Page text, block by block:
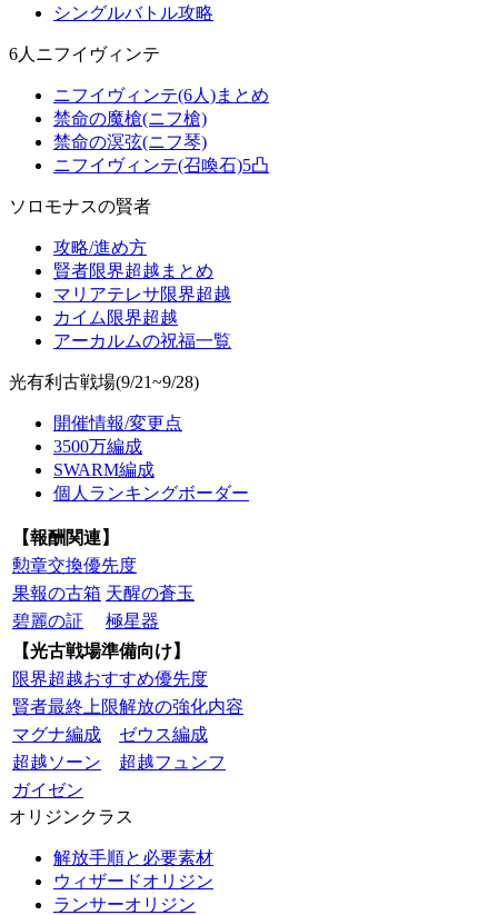
シングルバトル攻略
6人ニフイヴィンテ
ニフイヴィンテ(6人)まとめ
禁命の魔槍(ニフ槍)
禁命の溟弦(ニフ琴)
ニフイヴィンテ(召喚石)5凸
ソロモナスの賢者
攻略/進め方
賢者限界超越まとめ
マリアテレサ限界超越
カイム限界超越
アーカルムの祝福一覧
光有利古戦場(9/21~9/28)
開催情報/変更点
3500万編成
SWARM編成
個人ランキングボーダー
【報酬関連】
勲章交換優先度
果報の古箱 天醒の蒼玉
碧麗の証
極星器
【光古戦場準備向け】
限界超越おすすめ優先度
賢者最終上限解放の強化内容
マグナ編成
ゼウス編成
超越ソーン
超越フュンフ
ガイゼン
オリジンクラス
解放手順と必要素材
ウィザードオリジン
ランサーオリジン